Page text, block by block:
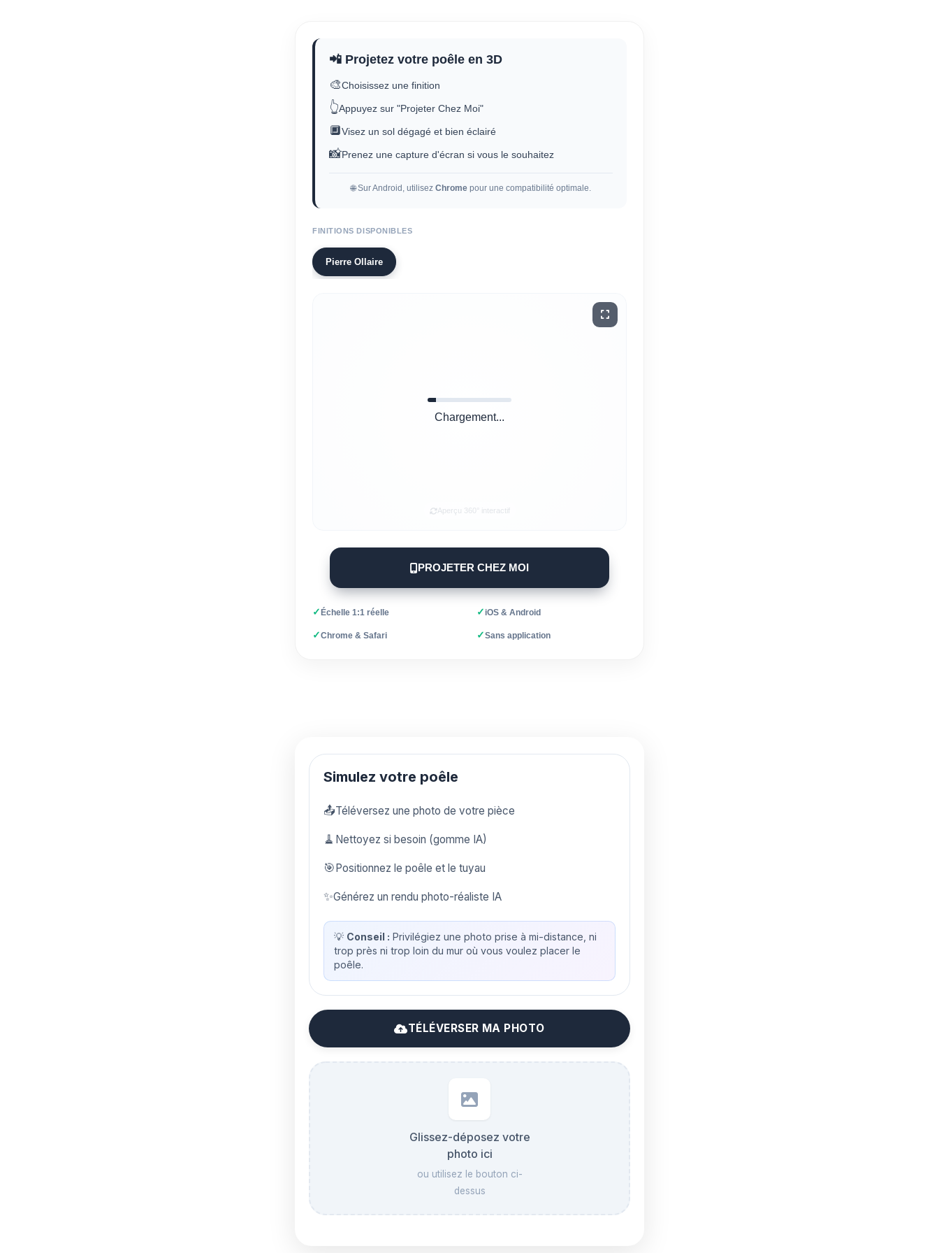
📲 Projetez votre poêle en 3D
🎨Choisissez une finition
👆Appuyez sur "Projeter Chez Moi"
🔲Visez un sol dégagé et bien éclairé
📸Prenez une capture d'écran si vous le souhaitez
🌐 Sur Android, utilisez Chrome pour une compatibilité optimale.
FINITIONS DISPONIBLES
Pierre Ollaire
Chargement...
Aperçu 360° interactif
PROJETER CHEZ MOI
✓Échelle 1:1 réelle ✓iOS & Android
✓Chrome & Safari ✓Sans application
Simulez votre poêle
📤Téléversez une photo de votre pièce
🧹 Nettoyez si besoin (gomme IA)
🎯Positionnez le poêle et le tuyau
✨Générez un rendu photo-réaliste IA
💡 Conseil : Privilégiez une photo prise à mi-distance, ni
trop près ni trop loin du mur où vous voulez placer le
poêle.
TÉLÉVERSER MA PHOTO
Glissez-déposez votre
photo ici
ou utilisez le bouton ci-
dessus